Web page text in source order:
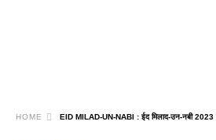
HOME EID MILAD-UN-NABI : ईद मिलाद-उन-नबी 2023